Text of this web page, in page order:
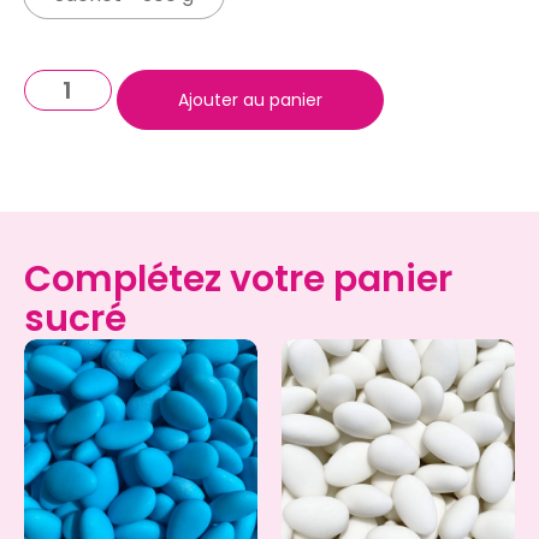
Ajouter au panier
Complétez votre panier
sucré